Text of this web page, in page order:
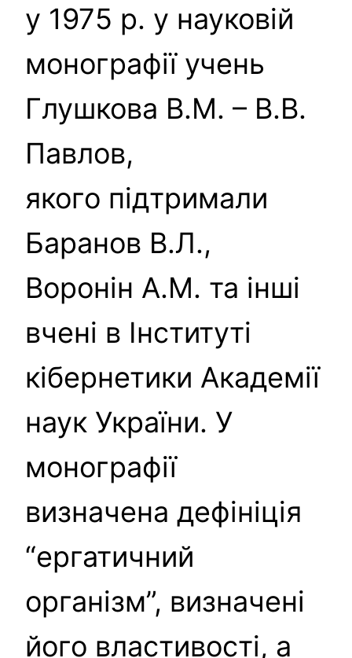
у 1975 р. у науковій
монографії учень
Глушкова В.М. – В.В.
Павлов,
якого підтримали
Баранов В.Л.,
Воронін А.М. та інші
вчені в Інституті
кібернетики Академії
наук України. У
монографії
визначена дефініція
“ергатичний
організм”, визначені
його властивості, а